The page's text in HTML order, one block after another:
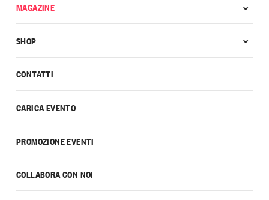
CONTATTI
CARICA EVENTO
PROMOZIONE EVENTI
COLLABORA CON NOI
MAGAZINE
SHOP